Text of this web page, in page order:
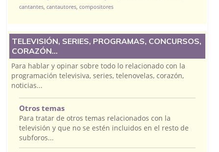
cantantes, cantautores, compositores
TELEVISIÓN, SERIES, PROGRAMAS, CONCURSOS,
CORAZÓN...
Para hablar y opinar sobre todo lo relacionado con la
programación televisiva, series, telenovelas, corazón,
noticias...
Otros temas
Para tratar de otros temas relacionados con la
televisión y que no se estén incluidos en el resto de
subforos...